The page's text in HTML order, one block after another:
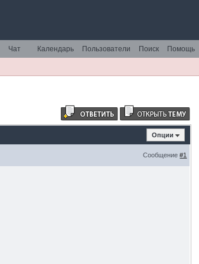
Помощь
Поиск
Пользователи
Календарь
Чат
Опции
Сообщение#1